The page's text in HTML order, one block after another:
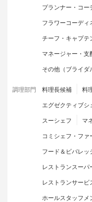
プランナー・コー
フラワーコーディ
チーフ・キャプテ
マネージャー・支
その他（ブライダ
調理部門 料理長候補 料
エグゼクティブシ
スーシェフ
マ
コミシェフ・フ
フード＆ビバレ
レストランスーパ
レストランサービ
ホールスタッフメ